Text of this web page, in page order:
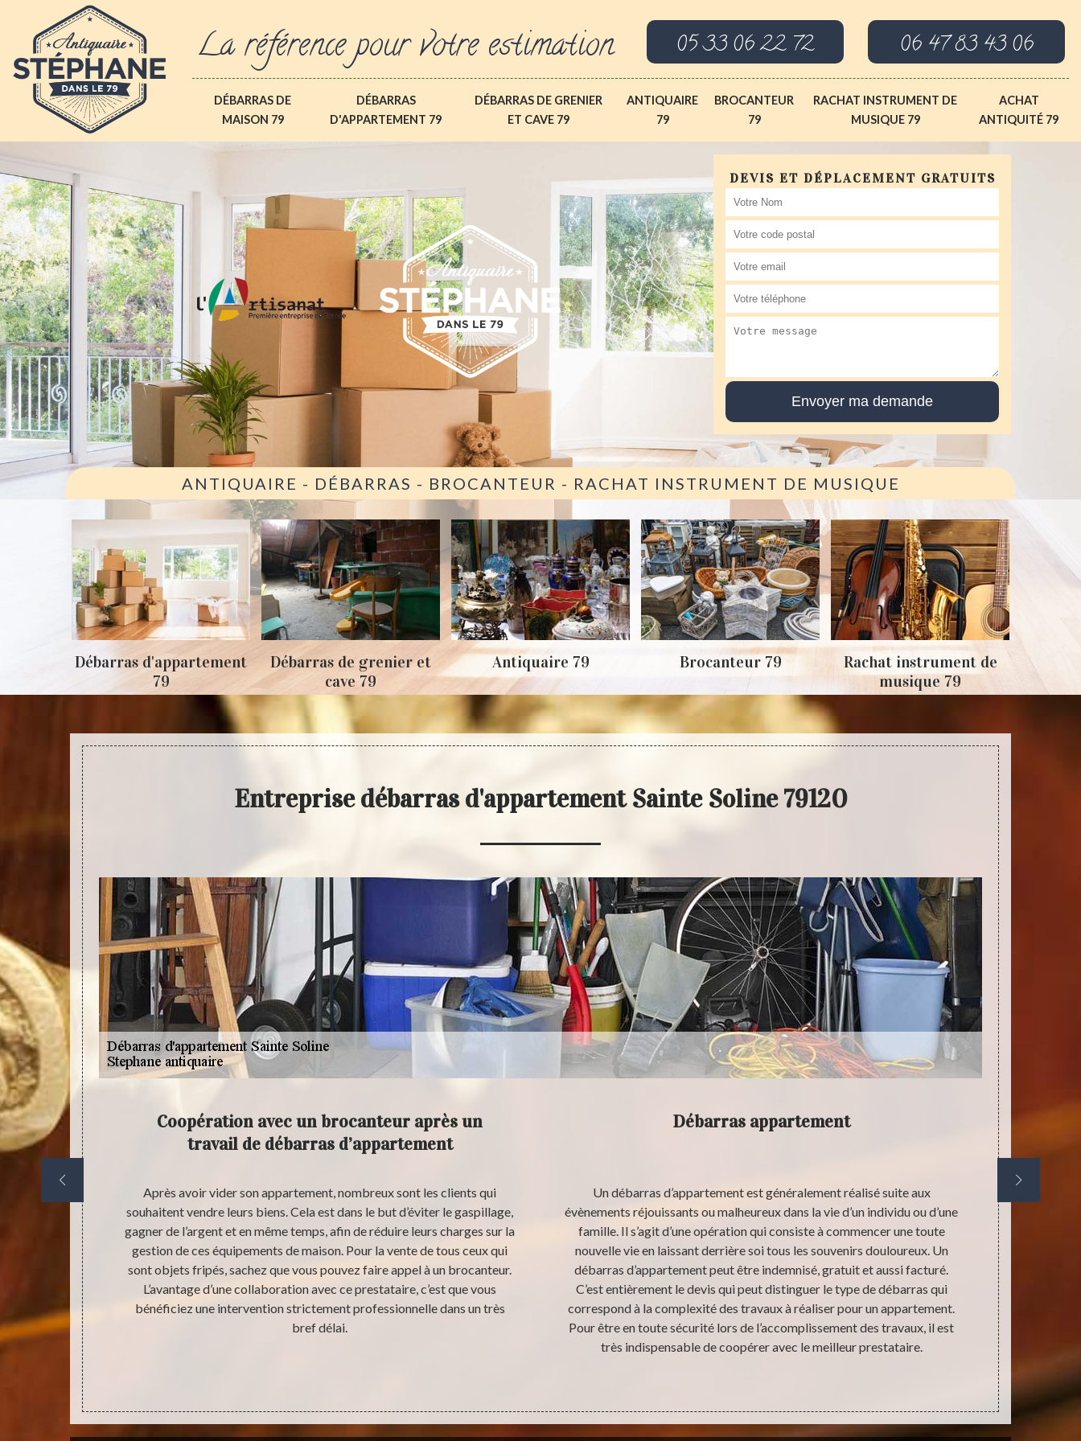
La référence pour votre estimation 05 33 06 22 72 06 47 83 43 06
DÉBARRAS DE
MAISON 79
DÉBARRAS
D'APPARTEMENT 79
DÉBARRAS DE GRENIER
ET CAVE 79
ANTIQUAIRE
79
BROCANTEUR
79
RACHAT INSTRUMENT DE
MUSIQUE 79
ACHAT
ANTIQUITÉ 79
DEVIS ET DÉPLACEMENT GRATUITS
ANTIQUAIRE - DÉBARRAS - BROCANTEUR - RACHAT INSTRUMENT DE MUSIQUE
Débarras d'appartement
79
Débarras de grenier et
cave 79
Antiquaire 79 Brocanteur 79
Rachat instrument de
musique 79
Entreprise débarras d'appartement Sainte Soline 79120
dans le lieu
qu’une
très
Coopération avec un brocanteur après un
travail de débarras d’appartement
Après avoir vider son appartement, nombreux sont les clients qui
souhaitent vendre leurs biens. Cela est dans le but d’éviter le gaspillage,
gagner de l’argent et en même temps, afin de réduire leurs charges sur la
gestion de ces équipements de maison. Pour la vente de tous ceux qui
sont objets fripés, sachez que vous pouvez faire appel à un brocanteur.
L’avantage d’une collaboration avec ce prestataire, c’est que vous
bénéficiez une intervention strictement professionnelle dans un très
bref délai.
Débarras appartement
Un débarras d’appartement est généralement réalisé suite aux
évènements réjouissants ou malheureux dans la vie d’un individu ou d’une
famille. Il s’agit d’une opération qui consiste à commencer une toute
nouvelle vie en laissant derrière soi tous les souvenirs douloureux. Un
débarras d’appartement peut être indemnisé, gratuit et aussi facturé.
C’est entièrement le devis qui peut distinguer le type de débarras qui
correspond à la complexité des travaux à réaliser pour un appartement.
Pour être en toute sécurité lors de l’accomplissement des travaux, il est
très indispensable de coopérer avec le meilleur prestataire.